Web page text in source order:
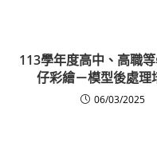
113學年度高中、高職
仔彩繪－模型後處理
06/03/2025